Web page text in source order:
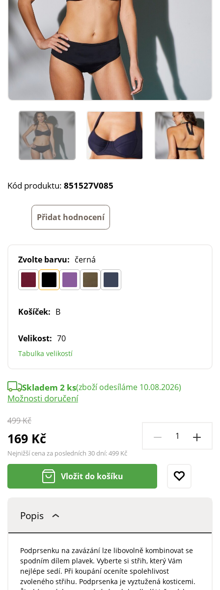
Kód produktu: 851527V085
Přidat hodnocení
Zvolte barvu: černá
Košíček: B
Velikost: 70
Tabulka velikostí
499 Kč
169 Kč
Nejnižší cena za posledních 30 dní:499 Kč
Skladem 2 ks(zboží odesíláme 10.08.2026)
Možnosti doručení
Vložit do košíku
Popis
Podprsenku na zavázání lze libovolně kombinovat se
spodním dílem plavek. Vyberte si střih, který Vám
nejlépe sedí. Při koupání oceníte spolehlivost
zvoleného střihu. Podprsenka je vyztužená kosticemi.